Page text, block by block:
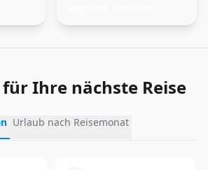
Ihre nächste Reise
Urlaub nach Reisemonat